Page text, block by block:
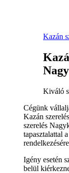
Kazán
Kiváló
Cégünk
Kazán
szerelés
tapasztalattal
Igény esetén
belül